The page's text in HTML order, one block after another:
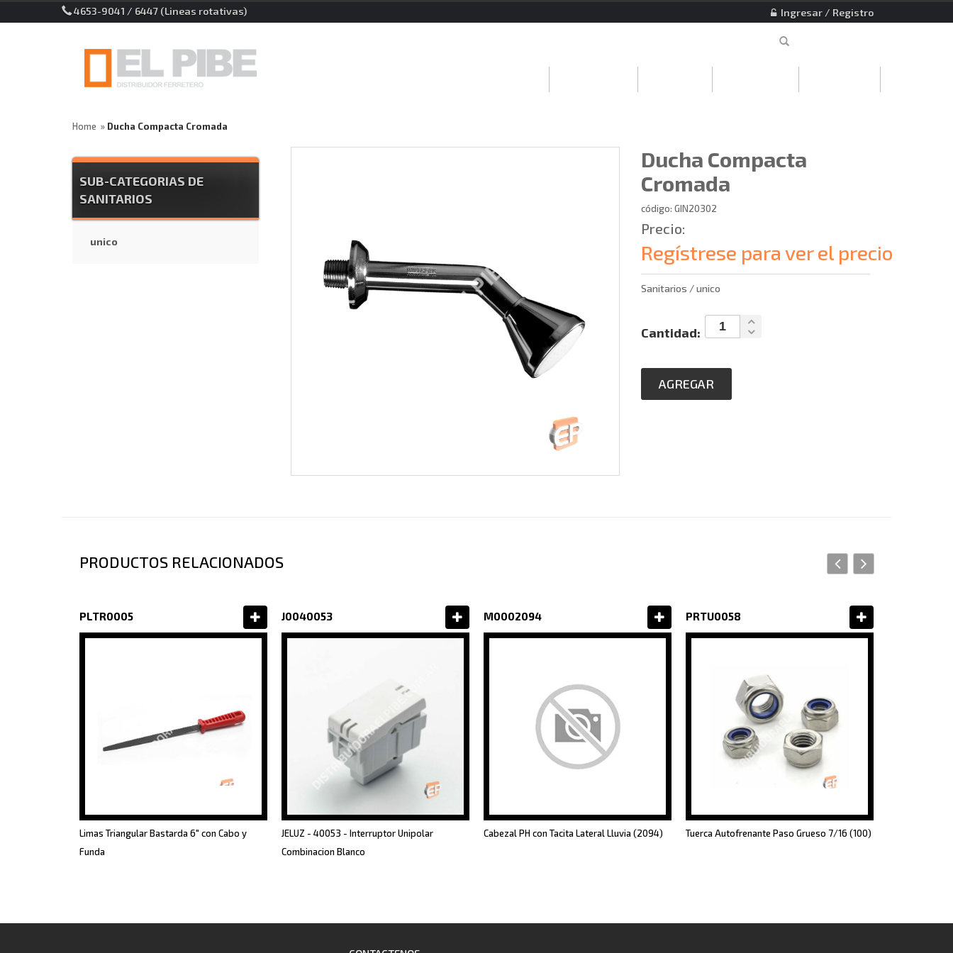
4653-9041 / 6447 (Lineas rotativas) Ingresar / Registro
Home Ducha Compacta Cromada
Ducha Compacta
Cromada
código: GIN20302
Precio:
Regístrese para ver el precio
Sanitarios / unico
Cantidad:
AGREGAR
SUB-CATEGORIAS DE
SANITARIOS
unico
PRODUCTOS RELACIONADOS
PLTR0005
Limas Triangular Bastarda 6" con Cabo y
Funda
J0040053
JELUZ - 40053 - Interruptor Unipolar
Combinacion Blanco
M0002094
Cabezal PH con Tacita Lateral Lluvia (2094)
PRTU0058
Tuerca Autofrenante Paso Grueso 7/16 (100)